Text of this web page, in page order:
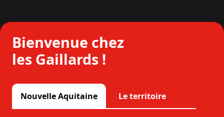
Bienvenue chez
les Gaillards !
Nouvelle Aquitaine Le territoire